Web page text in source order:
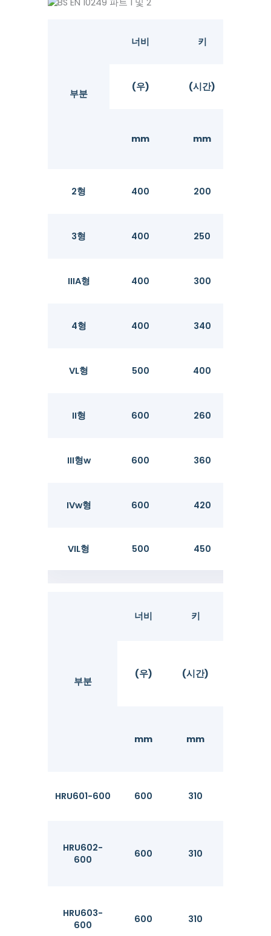
부분
너비 키
(우) (시간)
mm mm
2형 400 200
3형 400 250
IIIA형 400 300
4형 400 340
VL형 500 400
II형 600 260
III형w 600 360
IVw형 600 420
VIL형 500 450
부분
너비 키
(우) (시간)
mm mm
HRU601-600 600 310
HRU602-
600
600 310
HRU603-
600
600 310